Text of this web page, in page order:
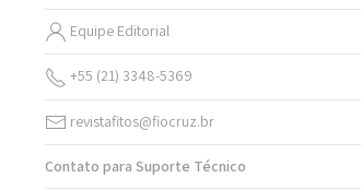
Equipe Editorial
+55 (21) 3348-5369
revistafitos@fiocruz.br
Contato para Suporte Técnico